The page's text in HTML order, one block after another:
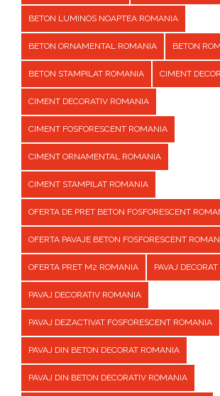
BETON LUMINOS NOAPTEA ROMANIA
BETON ORNAMENTAL ROMANIA BETON
BETON STAMPILAT ROMANIA CIMENT
CIMENT DECORATIV ROMANIA
CIMENT FOSFORESCENT ROMANIA
CIMENT ORNAMENTAL ROMANIA
CIMENT STAMPILAT ROMANIA
OFERTA DE PRET BETON FOSFORESCENT
OFERTA PAVAJE BETON FOSFORESCENT
OFERTA PRET M2 ROMANIA PAVAJ
PAVAJ DECORATIV ROMANIA
PAVAJ DEZACTIVAT FOSFORESCENT ROMANIA
PAVAJ DIN BETON DECORAT ROMANIA
PAVAJ DIN BETON DECORATIV ROMANIA